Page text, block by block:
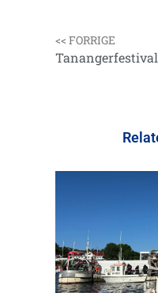
<< FORRIGE